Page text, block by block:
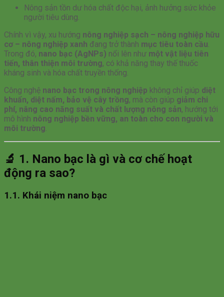
Nông sản tồn dư hóa chất độc hại, ảnh hưởng sức khỏe
người tiêu dùng.
Chính vì vậy, xu hướng nông nghiệp sạch – nông nghiệp hữu
cơ – nông nghiệp xanh đang trở thành mục tiêu toàn cầu.
Trong đó, nano bạc (AgNPs) nổi lên như một vật liệu tiên
tiến, thân thiện môi trường, có khả năng thay thế thuốc
kháng sinh và hóa chất truyền thống.
Công nghệ nano bạc trong nông nghiệp không chỉ giúp diệt
khuẩn, diệt nấm, bảo vệ cây trồng, mà còn giúp giảm chi
phí, nâng cao năng suất và chất lượng nông sản, hướng tới
mô hình nông nghiệp bền vững, an toàn cho con người và
môi trường.
🔬 1. Nano bạc là gì và cơ chế hoạt
động ra sao?
1.1. Khái niệm nano bạc